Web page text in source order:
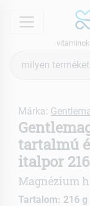
menu
keresés
Márka:
tartalmú
italpor
Magnézium
Tartalom: 216 g